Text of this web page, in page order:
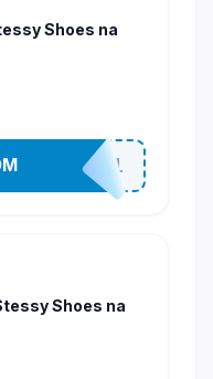
Shoes na
STES2541
Shoes na